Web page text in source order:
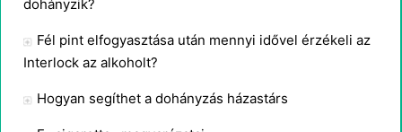
dohányzik?
Fél pint elfogyasztása után mennyi idővel érzékeli az
Interlock az alkoholt?
Hogyan segíthet a dohányzás házastárs